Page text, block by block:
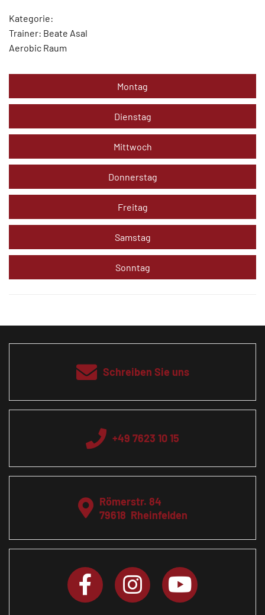
Kategorie:
Trainer: Beate Asal
Aerobic Raum
Montag
Dienstag
Mittwoch
Donnerstag
Freitag
Samstag
Sonntag
Schreiben Sie uns
+49 7623 10 15
Römerstr. 84
79618 Rheinfelden